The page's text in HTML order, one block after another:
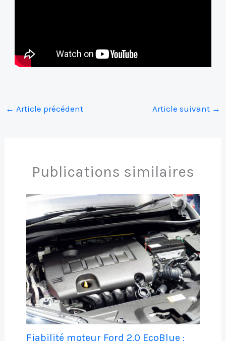
← Article précédent Article suivant →
Publications similaires
Fiabilité moteur Ford 2.0 EcoBlue :